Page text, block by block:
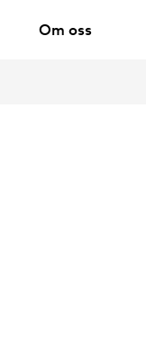
Om oss